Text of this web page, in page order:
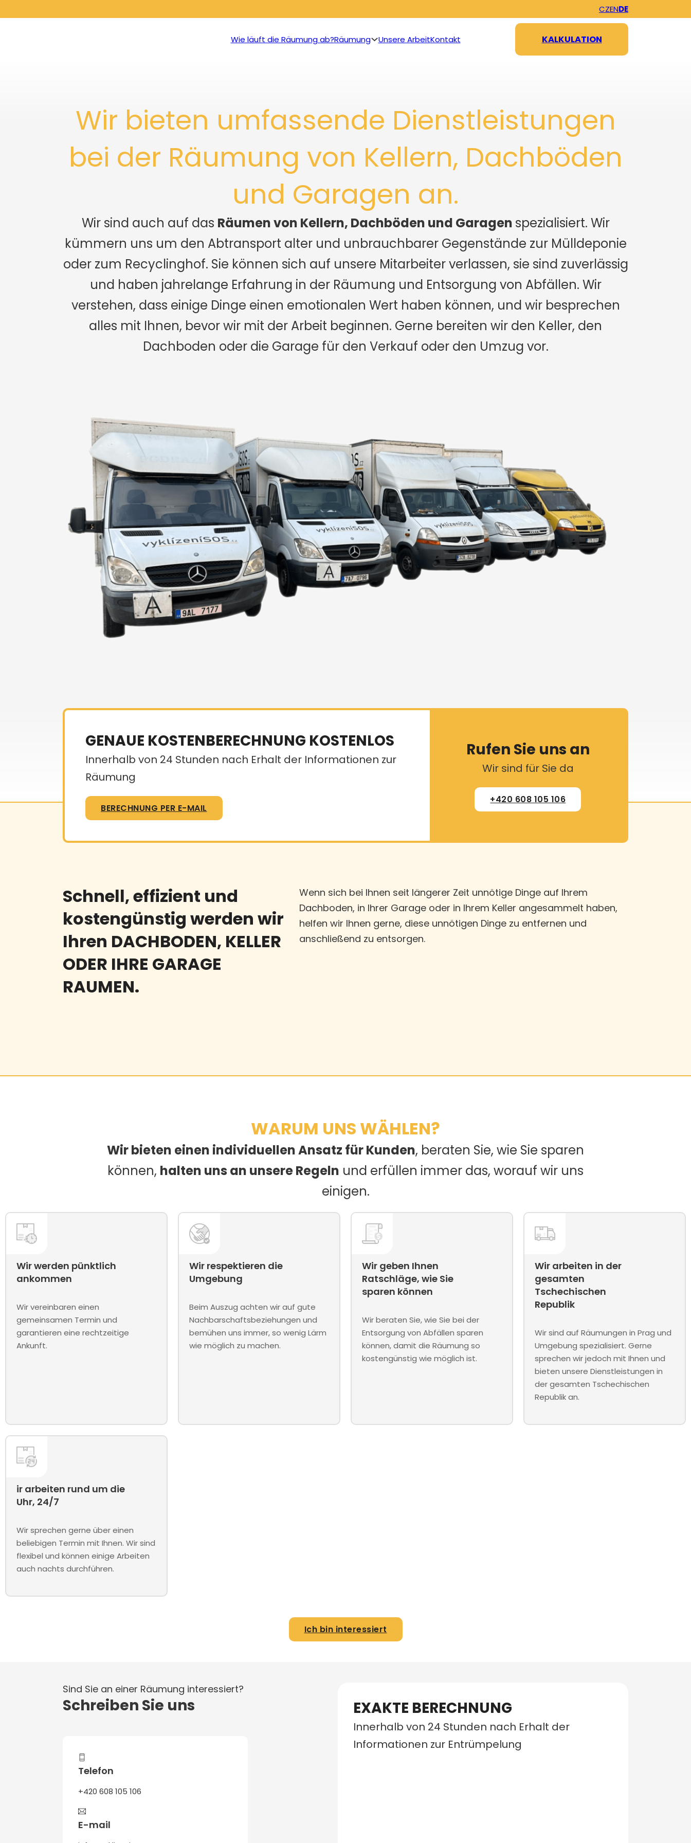
CZENDE
Wie läuft die Räumung ab?Räumung Unsere ArbeitKontakt KALKULATION
Wir bieten umfassende Dienstleistungen
bei der Räumung von Kellern, Dachböden
und Garagen an.
Wir sind auch auf das Räumen von Kellern, Dachböden und Garagen spezialisiert. Wir
kümmern uns um den Abtransport alter und unbrauchbarer Gegenstände zur Mülldeponie
oder zum Recyclinghof. Sie können sich auf unsere Mitarbeiter verlassen, sie sind zuverlässig
und haben jahrelange Erfahrung in der Räumung und Entsorgung von Abfällen. Wir
verstehen, dass einige Dinge einen emotionalen Wert haben können, und wir besprechen
alles mit Ihnen, bevor wir mit der Arbeit beginnen. Gerne bereiten wir den Keller, den
Dachboden oder die Garage für den Verkauf oder den Umzug vor.
GENAUE KOSTENBERECHNUNG KOSTENLOS
Innerhalb von 24 Stunden nach Erhalt der Informationen zur
Räumung
BERECHNUNG PER E-MAIL
Rufen Sie uns an
Wir sind für Sie da
+420 608 105 106
Schnell, effizient und
kostengünstig werden wir
Ihren DACHBODEN, KELLER
ODER IHRE GARAGE
RAUMEN.
Wenn sich bei Ihnen seit längerer Zeit unnötige Dinge auf Ihrem
Dachboden, in Ihrer Garage oder in Ihrem Keller angesammelt haben,
helfen wir Ihnen gerne, diese unnötigen Dinge zu entfernen und
anschließend zu entsorgen.
WARUM UNS WÄHLEN?
Wir bieten einen individuellen Ansatz für Kunden, beraten Sie, wie Sie sparen
können, halten uns an unsere Regeln und erfüllen immer das, worauf wir uns
einigen.
Wir werden pünktlich
ankommen
Wir vereinbaren einen
gemeinsamen Termin und
garantieren eine rechtzeitige
Ankunft.
Wir respektieren die
Umgebung
Beim Auszug achten wir auf gute
Nachbarschaftsbeziehungen und
bemühen uns immer, so wenig Lärm
wie möglich zu machen.
Wir geben Ihnen
Ratschläge, wie Sie
sparen können
Wir beraten Sie, wie Sie bei der
Entsorgung von Abfällen sparen
können, damit die Räumung so
kostengünstig wie möglich ist.
Wir arbeiten in der
gesamten
Tschechischen
Republik
Wir sind auf Räumungen in Prag und
Umgebung spezialisiert. Gerne
sprechen wir jedoch mit Ihnen und
bieten unsere Dienstleistungen in
der gesamten Tschechischen
Republik an.
ir arbeiten rund um die
Uhr, 24/7
Wir sprechen gerne über einen
beliebigen Termin mit Ihnen. Wir sind
flexibel und können einige Arbeiten
auch nachts durchführen.
Ich bin interessiert
Sind Sie an einer Räumung interessiert?
Schreiben Sie uns
Telefon
+420 608 105 106
E-mail
EXAKTE BERECHNUNG
Innerhalb von 24 Stunden nach Erhalt der
Informationen zur Entrümpelung